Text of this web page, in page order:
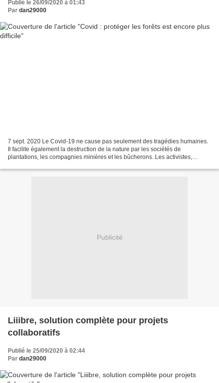
Publié le 26/09/2020 à 01:43
Par dan29000
7 sept. 2020 Le Covid-19 ne cause pas seulement des tragédies humaines.
Il facilite également la destruction de la nature par les sociétés de
plantations, les compagnies minières et les bûcherons. Les activistes,
Publicité
Liiibre, solution complète pour projets
collaboratifs
Publié le 25/09/2020 à 02:44
Par dan29000